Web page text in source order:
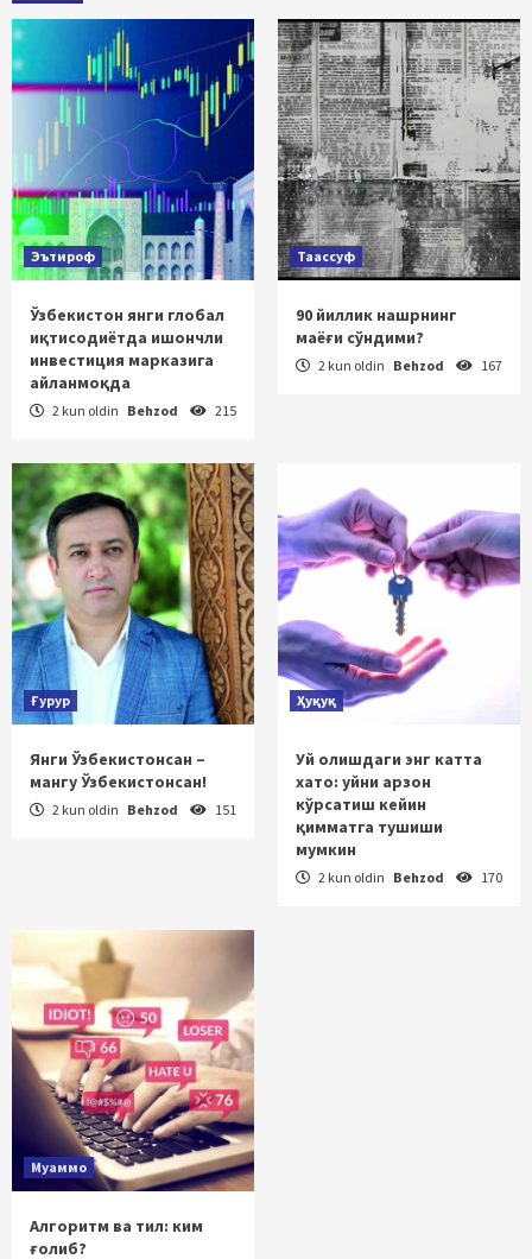
Эътироф
Ўзбекистон янги глобал
иқтисодиётда ишончли
инвестиция марказига
айланмоқда
2 kun oldin Behzod 215
Таассуф
90 йиллик нашрнинг
маёғи сўндими?
2 kun oldin Behzod 167
Ғурур
Янги Ўзбекистонсан –
мангу Ўзбекистонсан!
2 kun oldin Behzod 151
Ҳуқуқ
Уй олишдаги энг катта
хато: уйни арзон
кўрсатиш кейин
қимматга тушиши
мумкин
2 kun oldin Behzod 170
Муаммо
Алгоритм ва тил: ким
ғолиб?